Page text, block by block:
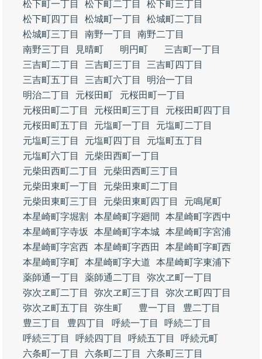
松下町一丁目
松下町二丁目
松下町三丁目
松下町四丁目
松城町一丁目
松城町二丁目
松城町三丁目
南野一丁目
南野二丁目
南野三丁目
見晴町 明円町
三吉町一丁目
三吉町二丁目
三吉町三丁目
三吉町四丁目
三吉町五丁目
三吉町六丁目
明治一丁目
明治二丁目
元桜田町
元桜田町一丁目
元桜田町二丁目
元桜田町三丁目
元桜田町四丁目
元桜田町五丁目
元塩町一丁目
元塩町二丁目
元塩町三丁目
元塩町四丁目
元塩町五丁目
元塩町六丁目
元柴田西町一丁目
元柴田西町二丁目
元柴田西町三丁目
元柴田東町一丁目
元柴田東町二丁目
元柴田東町三丁目
元柴田東町四丁目
元鳴尾町
本星崎町字堀割
本星崎町字廻間
本星崎町字西中
本星崎町字寺坂
本星崎町字本城 本星崎町字宮浦
本星崎町字宮西 本星崎町字西田
本星崎町字町西
本星崎町字町 本星崎町字大道
本星崎町字東浦下
薬師通一丁目
薬師通二丁目
弥次ヱ町一丁目
弥次ヱ町二丁目
弥次ヱ町三丁目
弥次ヱ町四丁目
弥次ヱ町五丁目
弥生町 豊一丁目
豊二丁目
豊三丁目
豊四丁目 呼続一丁目
呼続二丁目
呼続三丁目
呼続四丁目 呼続五丁目
呼続元町
六条町一丁目
六条町二丁目
六条町三丁目